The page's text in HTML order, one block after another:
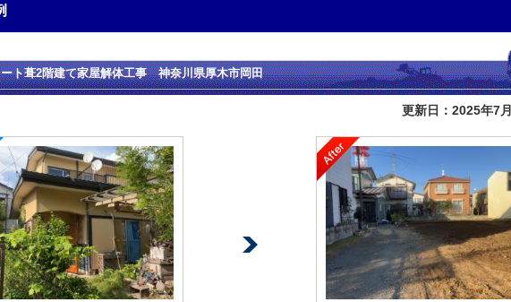
ト葺2階建て家屋解体工事 神奈川県厚木市岡田
更新日：2025年7